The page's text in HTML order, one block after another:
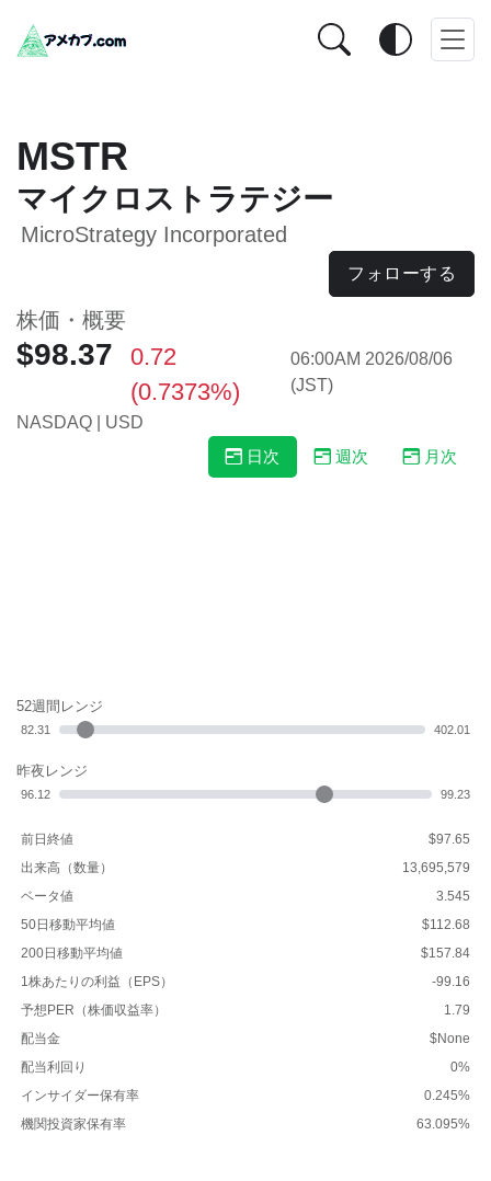
MSTR
マイクロストラテジー
MicroStrategy Incorporated
フォローする
株価・概要
$98.37
0.72
(0.7373%)
06:00AM 2026/08/06
(JST)
NASDAQ | USD
日次
週次 月次
52週間レンジ
82.31 402.01
昨夜レンジ
96.12 99.23
前日終値
$97.65
出来高（数量）
13,695,579
ベータ値
3.545
50日移動平均値
$112.68
200日移動平均値
$157.84
1株あたりの利益（EPS）
-99.16
予想PER（株価収益率）
1.79
配当金
$None
配当利回り
0%
インサイダー保有率
0.245%
機関投資家保有率
63.095%